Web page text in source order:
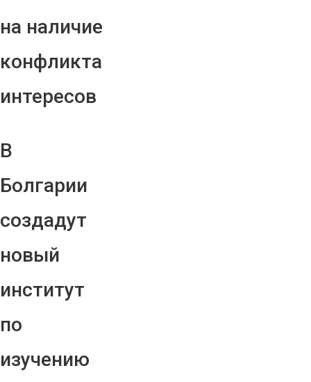
на наличие
конфликта
интересов
В
Болгарии
создадут
новый
институт
по
изучению